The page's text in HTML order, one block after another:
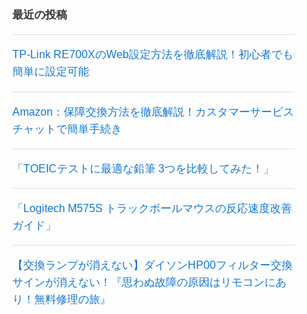
最近の投稿
TP-Link RE700XのWeb設定方法を徹底解説！初心者でも
簡単に設定可能
Amazon：保障交換方法を徹底解説！カスタマーサービス
チャットで簡単手続き
「TOEICテストに最適な鉛筆 3つを比較してみた！」
「Logitech M575S トラックボールマウスの反応速度改善
ガイド」
【交換ランプが消えない】ダイソンHP00フィルター交換
サインが消えない！『思わぬ故障の原因はリモコンにあ
り！無料修理の旅』